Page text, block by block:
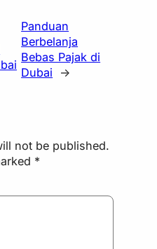
Panduan
Berbelanja
Bebas Pajak di
Dubai
→
not be published.
*